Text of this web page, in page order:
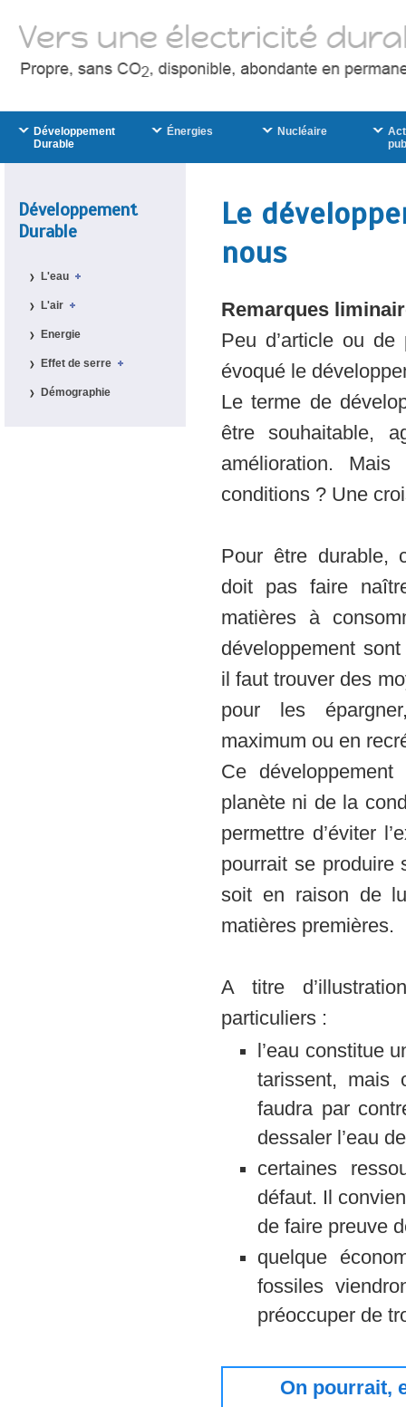
Développement
Durable
L'eau
L'air
Energie
Effet de serre
Démographie
Le
nous
Remarques
Peu d’article ou
évoqué le
Le terme de
être souhaitable,
amélioration.
conditions ? Une
Pour être durable,
doit pas faire
matières à
développement
il faut trouver des
pour les
maximum ou en
Ce
planète ni de la
permettre d’éviter
pourrait se produire
soit en raison de
matières premières.
A titre
particuliers :
l’eau constitue
tarissent, mais
faudra par
dessaler l’eau
certaines
défaut. Il
de faire preuve
quelque
fossiles
préoccuper de
On pourrait,
Développement
Durable
Énergies Nucléaire